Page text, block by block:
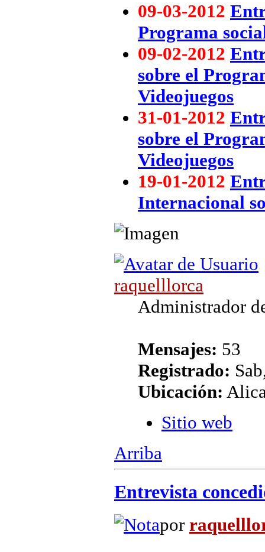
09-03-2012
Programa
09-02-2012
sobre el
Videojuegos
31-01-2012
sobre el
Videojuegos
19-01-2012
Internacional
raquelllorca
Administrador
Mensajes: 53
Registrado:
Ubicación:
Sitio web
Arriba
Entrevista
por